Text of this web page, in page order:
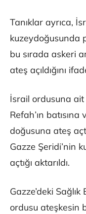
Tanıklar ayrıca,
kuzeydoğusunda
bu sırada askeri
ateş açıldığını
İsrail ordusuna ait
Refah’ın
doğusuna ateş
Gazze Şeridi’nin
açtığı aktarıldı.
Gazze’deki
ordusu ateşkesin